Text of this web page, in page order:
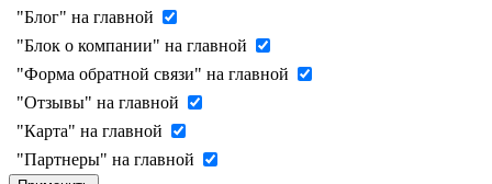
"Блог" на главной
"Блок о компании" на главной
"Форма обратной связи" на главной
"Отзывы" на главной
"Карта" на главной
"Партнеры" на главной